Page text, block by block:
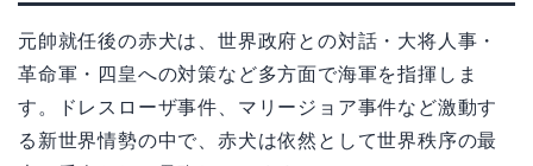
元帥就任後の赤犬は、世界政府との対話・大将人事・
革命軍・四皇への対策など多方面で海軍を指揮しま
す。ドレスローザ事件、マリージョア事件など激動す
る新世界情勢の中で、赤犬は依然として世界秩序の最